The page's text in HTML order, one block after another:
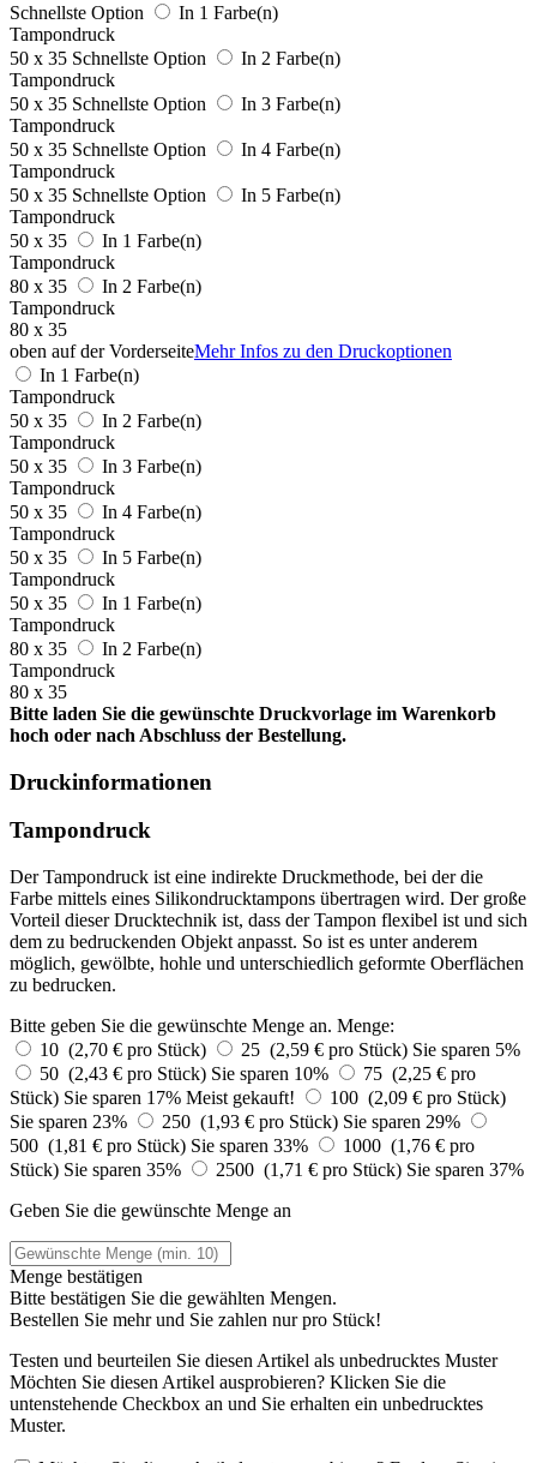
Schnellste Option
In 1 Farbe(n)
Tampondruck
50 x 35 Schnellste Option
In 2 Farbe(n)
Tampondruck
50 x 35 Schnellste Option
In 3 Farbe(n)
Tampondruck
50 x 35 Schnellste Option
In 4 Farbe(n)
Tampondruck
50 x 35 Schnellste Option
In 5 Farbe(n)
Tampondruck
50 x 35
In 1 Farbe(n)
Tampondruck
80 x 35
In 2 Farbe(n)
Tampondruck
80 x 35
oben auf der VorderseiteMehr Infos zu den Druckoptionen
In 1 Farbe(n)
Tampondruck
50 x 35
In 2 Farbe(n)
Tampondruck
50 x 35
In 3 Farbe(n)
Tampondruck
50 x 35
In 4 Farbe(n)
Tampondruck
50 x 35
In 5 Farbe(n)
Tampondruck
50 x 35
In 1 Farbe(n)
Tampondruck
80 x 35
In 2 Farbe(n)
Tampondruck
80 x 35
Bitte laden Sie die gewünschte Druckvorlage im Warenkorb
hoch oder nach Abschluss der Bestellung.
Druckinformationen
Tampondruck
Der Tampondruck ist eine indirekte Druckmethode, bei der die
Farbe mittels eines Silikondrucktampons übertragen wird. Der große
Vorteil dieser Drucktechnik ist, dass der Tampon flexibel ist und sich
dem zu bedruckenden Objekt anpasst. So ist es unter anderem
möglich, gewölbte, hohle und unterschiedlich geformte Oberflächen
zu bedrucken.
Bitte geben Sie die gewünschte Menge an. Menge:
10 (2,70 € pro Stück)
25 (2,59 € pro Stück) Sie sparen 5%
50 (2,43 € pro Stück) Sie sparen 10%
75 (2,25 € pro
Stück) Sie sparen 17% Meist gekauft!
100 (2,09 € pro Stück)
Sie sparen 23%
250 (1,93 € pro Stück) Sie sparen 29%
500 (1,81 € pro Stück) Sie sparen 33%
1000 (1,76 € pro
Stück) Sie sparen 35% 2500 (1,71 € pro Stück) Sie sparen 37%
Geben Sie die gewünschte Menge an
Menge bestätigen
Bitte bestätigen Sie die gewählten Mengen.
Bestellen Sie mehr und Sie zahlen nurpro Stück!
Testen und beurteilen Sie diesen Artikel als unbedrucktes Muster
Möchten Sie diesen Artikel ausprobieren? Klicken Sie die
untenstehende Checkbox an und Sie erhalten ein unbedrucktes
Muster.